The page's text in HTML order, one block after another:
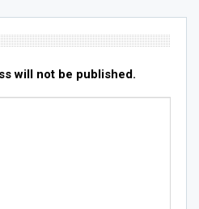
will not be published.